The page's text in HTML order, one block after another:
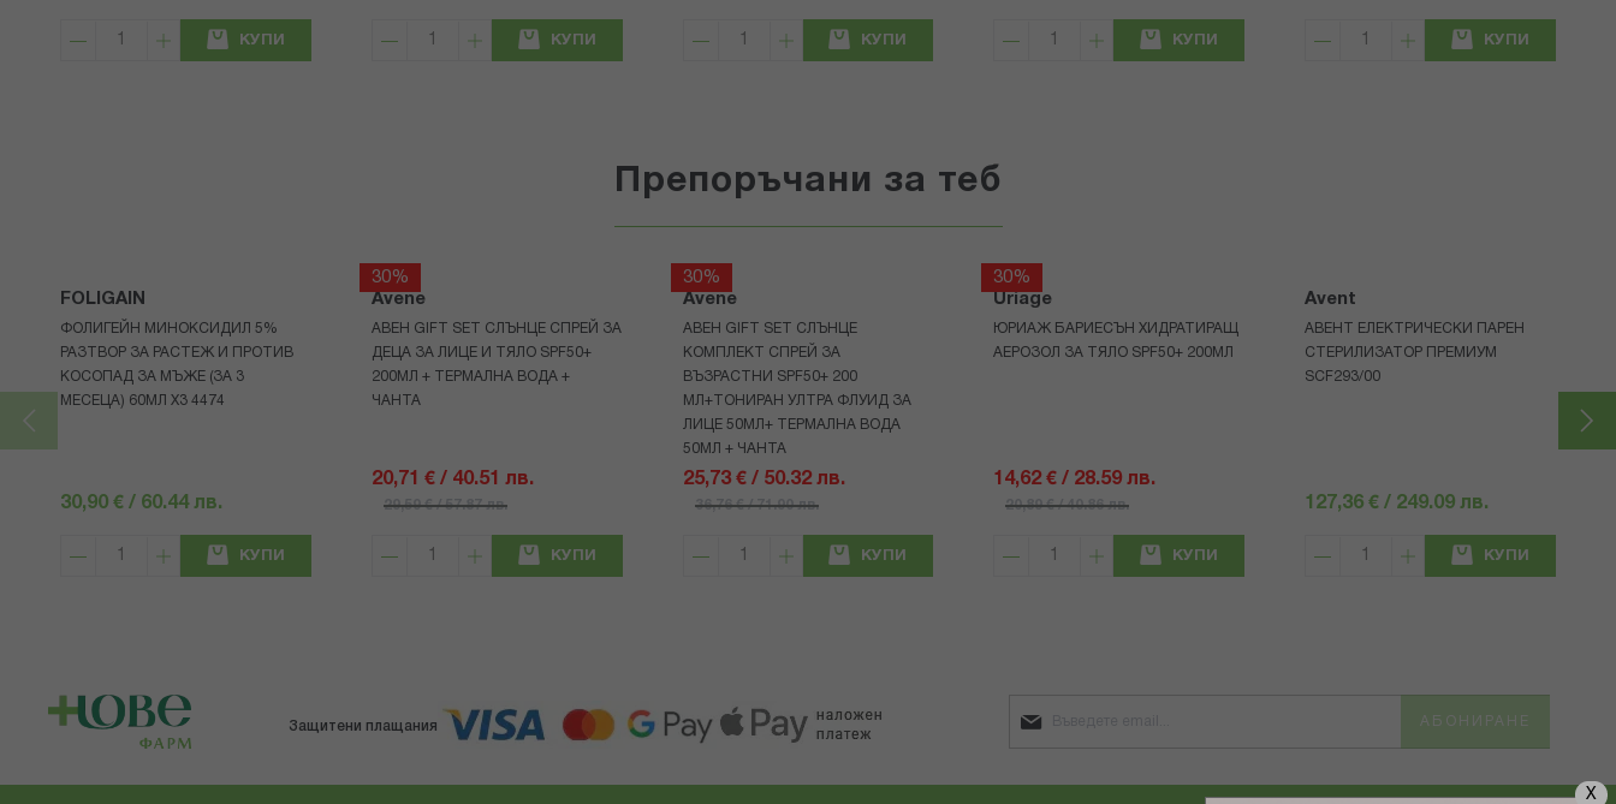
X
КУПИ КУПИ КУПИ КУПИ КУПИ
Препоръчани за теб
FOLIGAIN
ФОЛИГЕЙН МИНОКСИДИЛ 5%
РАЗТВОР ЗА РАСТЕЖ И ПРОТИВ
КОСОПАД ЗА МЪЖЕ (ЗА 3
МЕСЕЦА) 60МЛ X3 4474
30,90 € / 60.44 лв.
КУПИ
30%
Avene
АВЕН GIFT SET СЛЪНЦЕ СПРЕЙ ЗА
ДЕЦА ЗА ЛИЦЕ И ТЯЛО SPF50+
200МЛ + ТЕРМАЛНА ВОДА +
ЧАНТА
20,71 € / 40.51 лв.
29,59 € / 57.87 лв.
КУПИ
30%
Avene
АВЕН GIFT SET СЛЪНЦЕ
КОМПЛЕКТ СПРЕЙ ЗА
ВЪЗРАСТНИ SPF50+ 200
МЛ+ТОНИРАН УЛТРА ФЛУИД ЗА
ЛИЦЕ 50МЛ+ ТЕРМАЛНА ВОДА
50МЛ + ЧАНТА
25,73 € / 50.32 лв.
36,76 € / 71.90 лв.
КУПИ
30%
Uriage
ЮРИАЖ БАРИЕСЪН ХИДРАТИРАЩ
АЕРОЗОЛ ЗА ТЯЛО SPF50+ 200МЛ
14,62 € / 28.59 лв.
20,89 € / 40.86 лв.
КУПИ
Avent
АВЕНТ ЕЛЕКТРИЧЕСКИ ПАРЕН
СТЕРИЛИЗАТОР ПРЕМИУМ
SCF293/00
127,36 € / 249.09 лв.
КУПИ
Защитени плащания АБОНИРАНЕ